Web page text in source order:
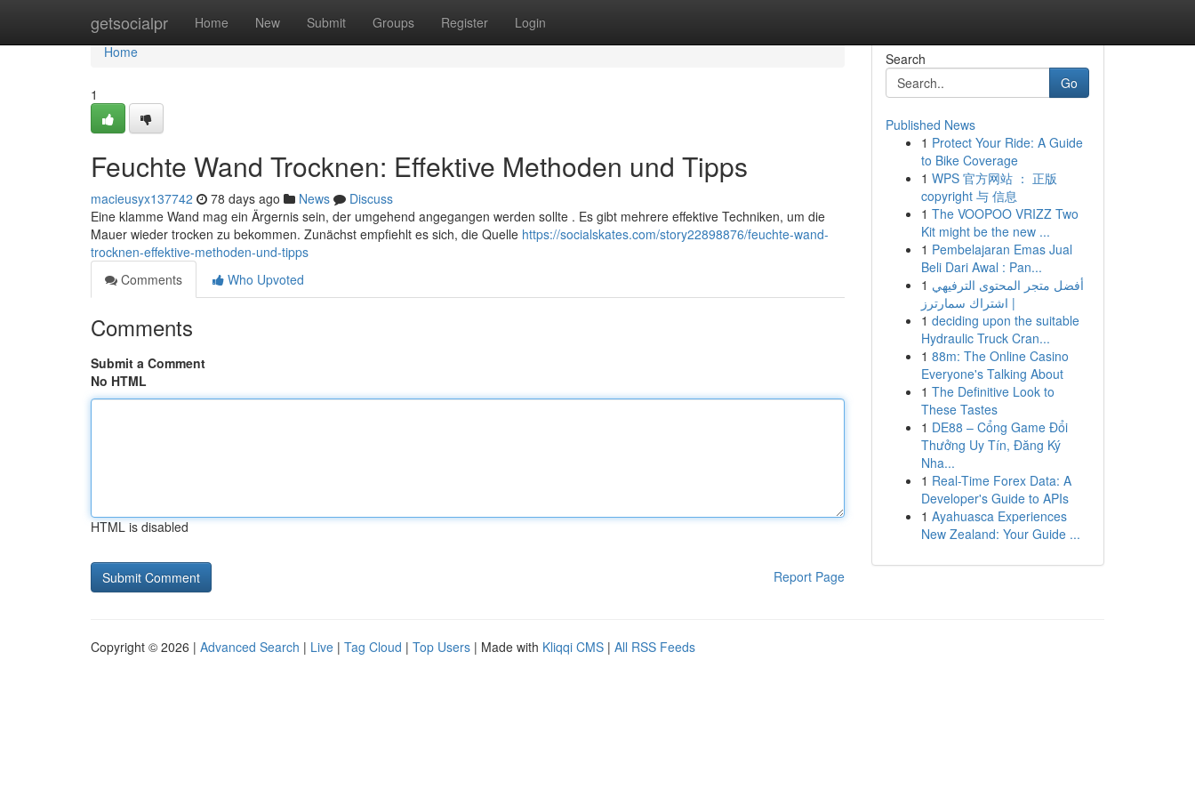
getsocialpr Home New Submit Groups Register Login
Home
Home
1
Feuchte Wand Trocknen: Effektive Methoden und Tipps
macieusyx137742 78 days ago News
Discuss
Eine klamme Wand mag ein Ärgernis sein, der umgehend angegangen werden sollte . Es gibt mehrere effektive Techniken, um die
Mauer wieder trocken zu bekommen. Zunächst empfiehlt es sich, die Quelle https://socialskates.com/story22898876/feuchte-wand-
trocknen-effektive-methoden-und-tipps
Comments
Who Upvoted
Comments
Submit a Comment
No HTML
HTML is disabled
Report Page
Search
Go
Published News
1 Protect Your Ride: A Guide
to Bike Coverage
1 WPS 官方网站 ： 正版
copyright 与 信息
1 The VOOPOO VRIZZ Two
Kit might be the new ...
1 Pembelajaran Emas Jual
Beli Dari Awal : Pan...
1 أفضل متجر المحتوى الترفيهي
| اشتراك سمارترز
1 deciding upon the suitable
Hydraulic Truck Cran...
1 88m: The Online Casino
Everyone's Talking About
1 The Definitive Look to
These Tastes
1 DE88 – Cổng Game Đổi
Thưởng Uy Tín, Đăng Ký
Nha...
1 Real-Time Forex Data: A
Developer's Guide to APIs
1 Ayahuasca Experiences
New Zealand: Your Guide ...
Copyright © 2026 | Advanced Search | Live | Tag Cloud | Top Users | Made with Kliqqi CMS | All RSS Feeds